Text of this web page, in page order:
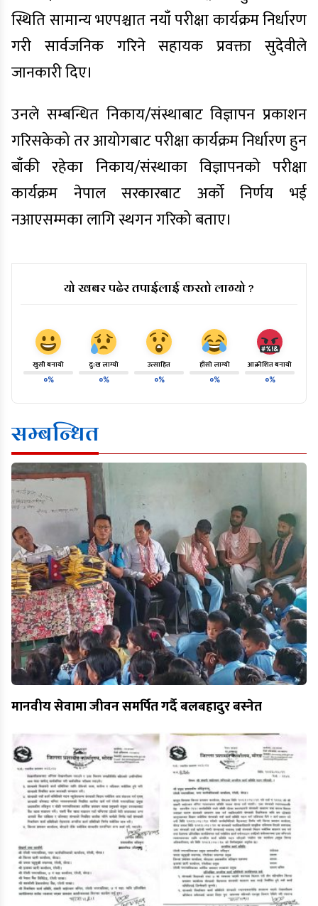
स्थिति सामान्य भएपश्चात नयाँ परीक्षा कार्यक्रम निर्धारण
गरी सार्वजनिक गरिने सहायक प्रवक्ता सुदेवीले
जानकारी दिए।
उनले सम्बन्धित निकाय/संस्थाबाट विज्ञापन प्रकाशन
गरिसकेको तर आयोगबाट परीक्षा कार्यक्रम निर्धारण हुन
बाँकी रहेका निकाय/संस्थाका विज्ञापनको परीक्षा
कार्यक्रम नेपाल सरकारबाट अर्को निर्णय भई
नआएसम्मका लागि स्थगन गरिको बताए।
यो खबर पढेर तपाईलाई कस्तो लाग्यो ?
खुसी बनायो
०%
दु:ख लाग्यो
०%
उत्साहित
०%
हाँसो लाग्यो
०%
आक्रोशित बनायो
०%
सम्बन्धित
मानवीय सेवामा जीवन समर्पित गर्दै बलबहादुर बस्नेत